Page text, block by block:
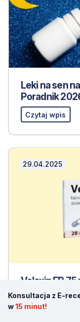
Konsultacja z E-
w15 minut!
Leki na sen
Poradnik
Czytaj wpis
29.04.2025
Velaxin ER